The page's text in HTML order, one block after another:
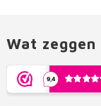
Wat